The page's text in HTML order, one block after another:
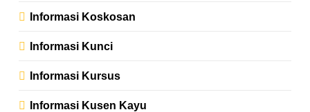
Informasi Koskosan
Informasi Kunci
Informasi Kursus
Informasi Kusen Kayu